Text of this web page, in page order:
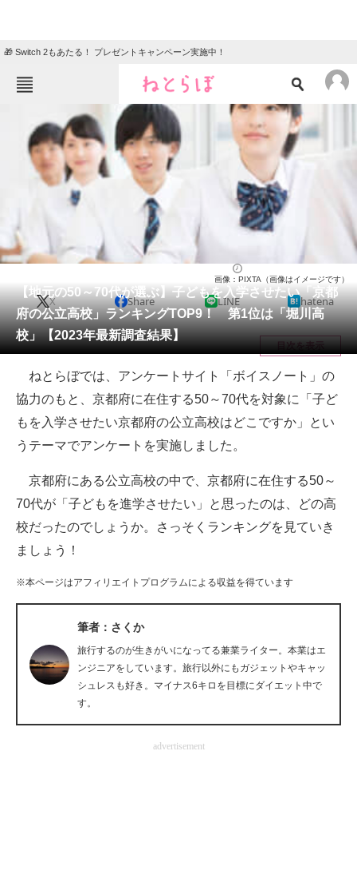
🎁 Switch 2もあたる！ プレゼントキャンペーン実施中！
エンタメ クイズ
住まい 教育・育児
動物 リサーチ
会員記事
メディア
注目記事を集めた総合ページ
ITの今と未来を見通す
スマホと通信の最新トレンド
ビジネスと働き方のヒント
経営リーダーのコミュニティ
マーケ×ITの今がよく分かる
ITエンジニア向け専門サイト
【地元の50～70代が選ぶ】子どもを入学させたい「京都
府の公立高校」ランキングTOP9！ 第1位は「堀川高
校」【2023年最新調査結果】
画像：PIXTA（画像はイメージです）
X Share LINE hatena
目次を表示
ねとらぼでは、アンケートサイト「ボイスノート」の
協力のもと、京都府に在住する50～70代を対象に「子ど
もを入学させたい京都府の公立高校はどこですか」とい
うテーマでアンケートを実施しました。
京都府にある公立高校の中で、京都府に在住する50～
70代が「子どもを進学させたい」と思ったのは、どの高
校だったのでしょうか。さっそくランキングを見ていき
ましょう！
※本ページはアフィリエイトプログラムによる収益を得ています
筆者：さくか
旅行するのが生きがいになってる兼業ライター。本業はエ
ンジニアをしています。旅行以外にもガジェットやキャッ
シュレスも好き。マイナス6キロを目標にダイエット中で
す。
advertisement